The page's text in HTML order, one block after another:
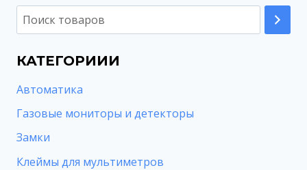
КАТЕГОРИИИ
Автоматика
Газовые мониторы и детекторы
Замки
Клеймы для мультиметров